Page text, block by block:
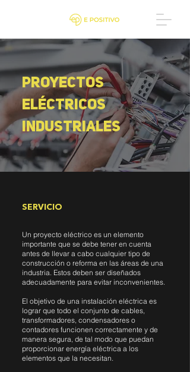
proyectos
eléctricos
industriales
SERVICIO
Un proyecto eléctrico es un elemento
importante que se debe tener en cuenta
antes de llevar a cabo cualquier tipo de
construcción o reforma en las áreas de una
industria. Estos deben ser diseñados
adecuadamente para evitar inconvenientes.
El objetivo de una instalación eléctrica es
lograr que todo el conjunto de cables,
transformadores, condensadores o
contadores funcionen correctamente y de
manera segura, de tal modo que puedan
proporcionar energía eléctrica a los
elementos que la necesitan.